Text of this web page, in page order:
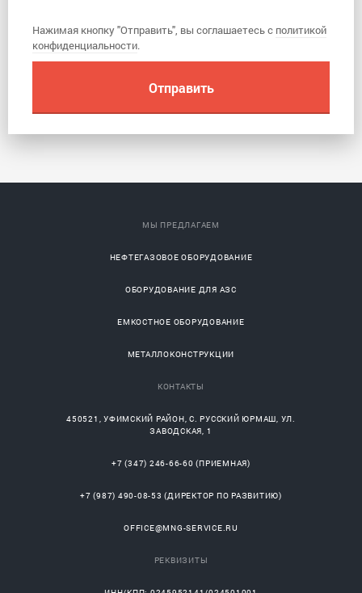
Нажимая кнопку "Отправить", вы соглашаетесь с политикой
конфиденциальности.
МЫ ПРЕДЛАГАЕМ
НЕФТЕГАЗОВОЕ ОБОРУДОВАНИЕ
ОБОРУДОВАНИЕ ДЛЯ АЗС
ЕМКОСТНОЕ ОБОРУДОВАНИЕ
МЕТАЛЛОКОНСТРУКЦИИ
КОНТАКТЫ
450521 ,УФИМСКИЙ РАЙОН, С.РУССКИЙ ЮРМАШ, УЛ.
ЗАВОДСКАЯ, 1
+7 (347) 246-66-60 (ПРИЕМНАЯ)
+7 (987) 490-08-53 (ДИРЕКТОР ПО РАЗВИТИЮ)
OFFICE@MNG-SERVICE.RU
РЕКВИЗИТЫ